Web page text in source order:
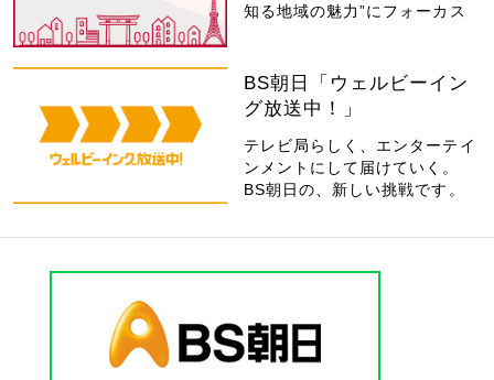
知る地域の魅力”にフォーカス
BS朝日「ウェルビーイン
グ放送中！」
テレビ局らしく、エンターテイ
ンメントにして届けていく。
BS朝日の、新しい挑戦です。